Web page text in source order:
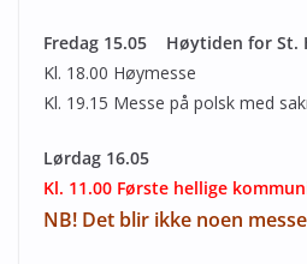
Fredag 15.05 Høytiden for St.
Kl. 18.00 Høymesse
Kl. 19.15 Messe på polsk med
Lørdag 16.05
Kl. 11.00 Første hellige
NB! Det blir ikke noen